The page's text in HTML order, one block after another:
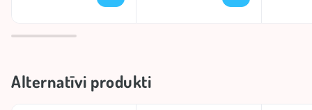
Alternatīvi produkti